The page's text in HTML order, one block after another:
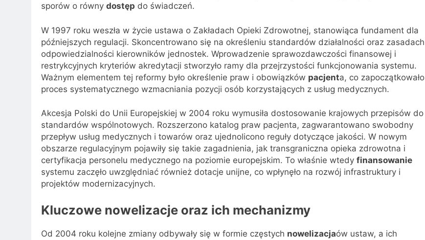
sporów o równy dostęp do świadczeń.
W 1997 roku weszła w życie ustawa o Zakładach Opieki Zdrowotnej, stanowiąca fundament dla
późniejszych regulacji. Skoncentrowano się na określeniu standardów działalności oraz zasadach
odpowiedzialności kierowników jednostek. Wprowadzenie sprawozdawczości finansowej i
restrykcyjnych kryteriów akredytacji stworzyło ramy dla przejrzystości funkcjonowania systemu.
Ważnym elementem tej reformy było określenie praw i obowiązków pacjenta, co zapoczątkowało
proces systematycznego wzmacniania pozycji osób korzystających z usług medycznych.
Akcesja Polski do Unii Europejskiej w 2004 roku wymusiła dostosowanie krajowych przepisów do
standardów wspólnotowych. Rozszerzono katalog praw pacjenta, zagwarantowano swobodny
przepływ usług medycznych i towarów oraz ujednolicono reguły dotyczące jakości. W nowym
obszarze regulacyjnym pojawiły się takie zagadnienia, jak transgraniczna opieka zdrowotna i
certyfikacja personelu medycznego na poziomie europejskim. To właśnie wtedy finansowanie
systemu zaczęło uwzględniać również dotacje unijne, co wpłynęło na rozwój infrastruktury i
projektów modernizacyjnych.
Kluczowe nowelizacje oraz ich mechanizmy
Od 2004 roku kolejne zmiany odbywały się w formie częstych nowelizacjaów ustaw, a ich